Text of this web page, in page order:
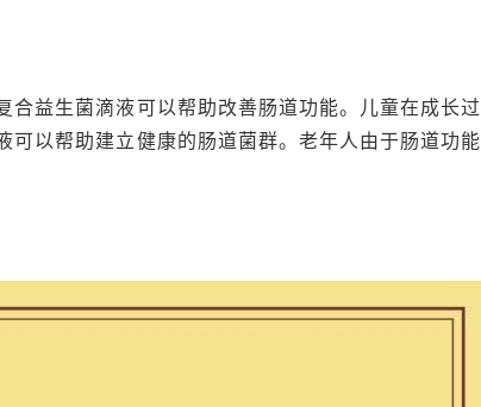
益生菌滴液可以帮助改善肠道功能。儿童在成长过
以帮助建立健康的肠道菌群。老年人由于肠道功能